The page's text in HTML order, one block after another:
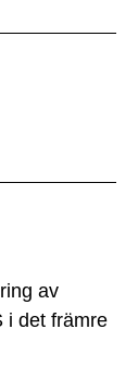
av
i det främre